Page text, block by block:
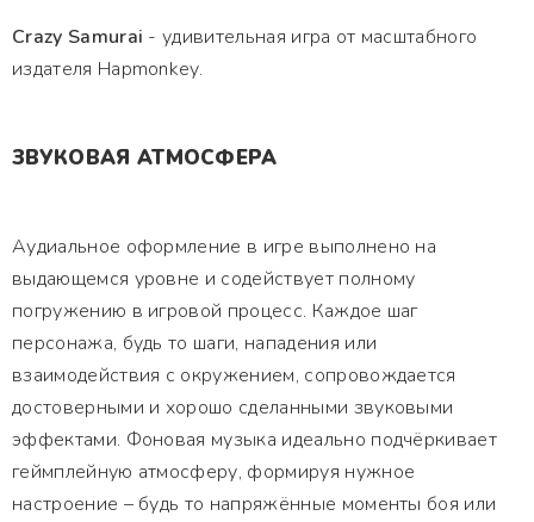
Crazy Samurai - удивительная игра от масштабного
издателя Hapmonkey.
ЗВУКОВАЯ АТМОСФЕРА
Аудиальное оформление в игре выполнено на
выдающемся уровне и содействует полному
погружению в игровой процесс. Каждое шаг
персонажа, будь то шаги, нападения или
взаимодействия с окружением, сопровождается
достоверными и хорошо сделанными звуковыми
эффектами. Фоновая музыка идеально подчёркивает
геймплейную атмосферу, формируя нужное
настроение – будь то напряжённые моменты боя или